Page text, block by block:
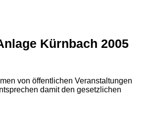
1 2
Kürnbach 2005
von öffentlichen Veranstaltungen
damit den gesetzlichen